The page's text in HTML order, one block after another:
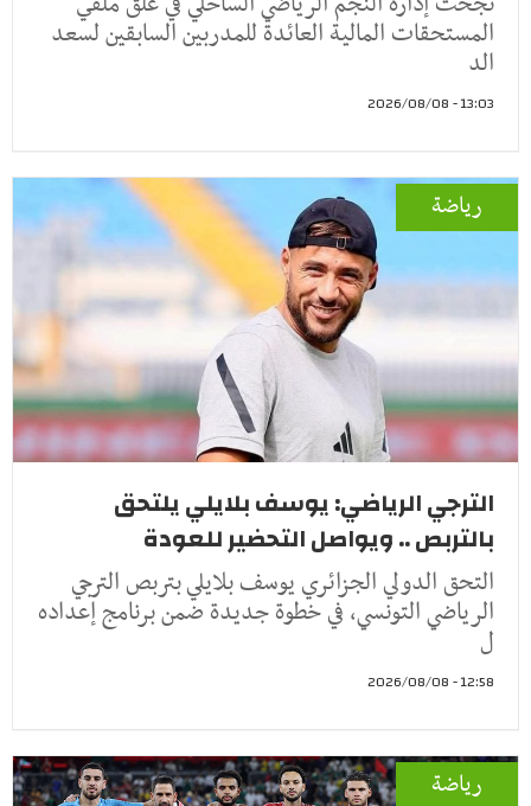
المستحقات المالية العائدة للمدربين السابقين لسعد
الد
13:03 - 2026/08/08
رياضة
الترجي الرياضي: يوسف بلايلي يلتحق
بالتربص .. ويواصل التحضير للعودة
التحق الدولي الجزائري يوسف بلايلي بتربص الترجي
الرياضي التونسي، في خطوة جديدة ضمن برنامج إعداده
ل
12:58 - 2026/08/08
رياضة